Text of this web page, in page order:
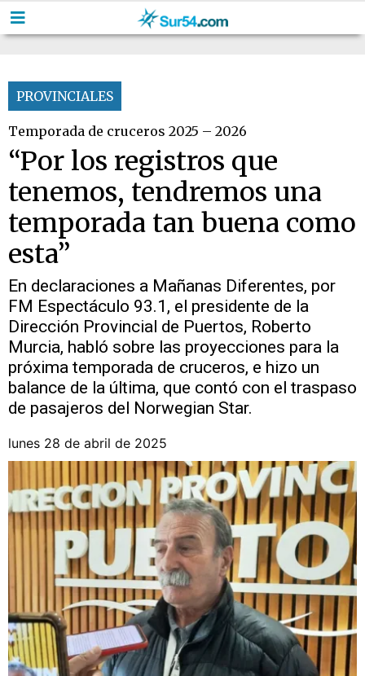
PROVINCIALES
Temporada de cruceros 2025 – 2026
“Por los registros que
tenemos, tendremos una
temporada tan buena como
esta”
En declaraciones a Mañanas Diferentes, por
FM Espectáculo 93.1, el presidente de la
Dirección Provincial de Puertos, Roberto
Murcia, habló sobre las proyecciones para la
próxima temporada de cruceros, e hizo un
balance de la última, que contó con el traspaso
de pasajeros del Norwegian Star.
lunes 28 de abril de 2025